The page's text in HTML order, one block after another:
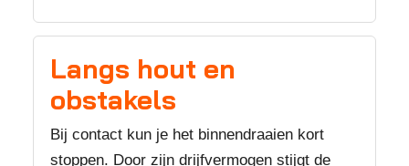
Langs hout en
obstakels
Bij contact kun je het binnendraaien kort
stoppen. Door zijn drijfvermogen stijgt de